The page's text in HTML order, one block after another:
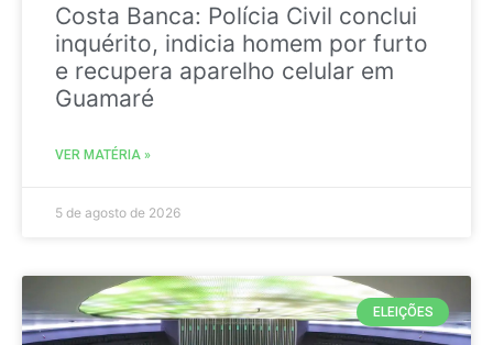
Costa Banca: Polícia Civil conclui
inquérito, indicia homem por furto
e recupera aparelho celular em
Guamaré
VER MATÉRIA »
5 de agosto de 2026
ELEIÇÕES